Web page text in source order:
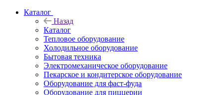
Каталог
Назад
Каталог
Тепловое оборудование
Холодильное оборудование
Бытовая техника
Электромеханическое оборудование
Пекарское и кондитерское оборудование
Оборудование для фаст-фуда
Оборудование для пиццерии